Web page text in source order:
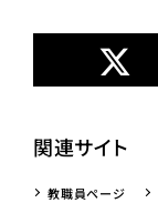
関連サイト
教職員ページ